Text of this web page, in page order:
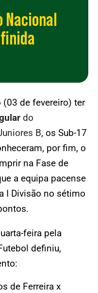
Nacional
de fevereiro) ter
do
B, os Sub-17
por fim, o
na Fase de
a equipa pacense
I Divisão no sétimo
feira pela
definiu,
de Ferreira x